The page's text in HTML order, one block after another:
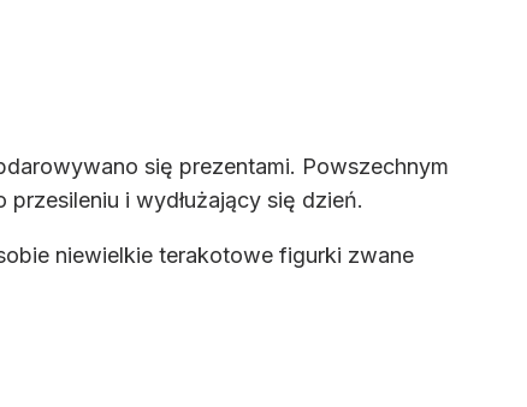
się prezentami. Powszechnym
i wydłużający się dzień.
niewielkie terakotowe figurki zwane